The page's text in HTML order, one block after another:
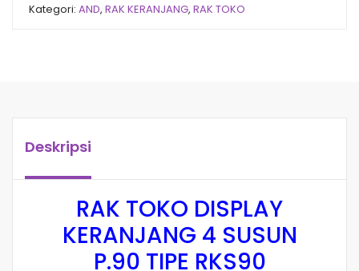
Kategori: AND, RAK KERANJANG, RAK TOKO
Deskripsi
RAK TOKO DISPLAY
KERANJANG 4 SUSUN
P.90 TIPE RKS90